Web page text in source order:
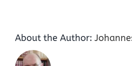
About the Author: